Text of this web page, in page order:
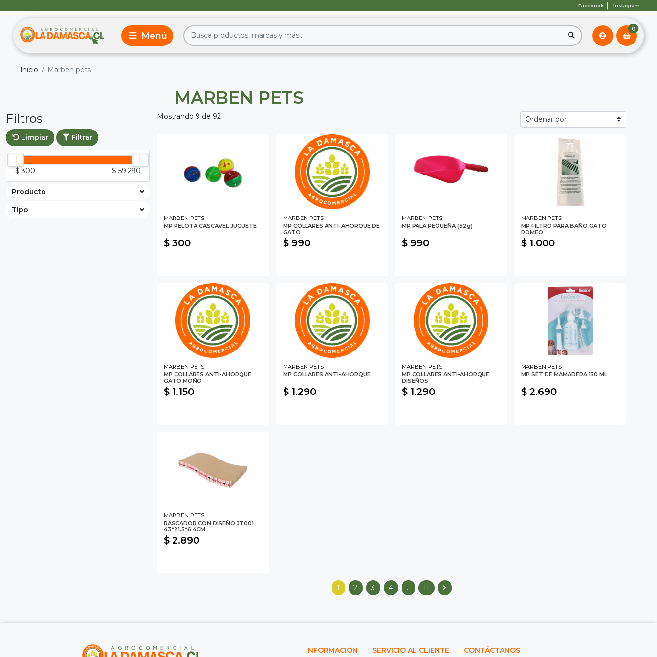
Facebook Instagram
0
Inicio Marben pets
MARBEN PETS
Filtros
Limpiar Filtrar
$ 300 $ 59.290
Producto
Tipo
Mostrando 9 de 92
MARBEN PETS
MP PELOTA CASCAVEL JUGUETE
$ 300
MARBEN PETS
MP COLLARES ANTI-AHORQUE DE
GATO
$ 990
MARBEN PETS
MP PALA PEQUEÑA (62g)
$ 990
MARBEN PETS
MP FILTRO PARA BAÑO GATO
ROMEO
$ 1.000
MARBEN PETS
MP COLLARES ANTI-AHORQUE
GATO MOÑO
$ 1.150
MARBEN PETS
MP COLLARES ANTI-AHORQUE
$ 1.290
MARBEN PETS
MP COLLARES ANTI-AHORQUE
DISEÑOS
$ 1.290
MARBEN PETS
MP SET DE MAMADERA 150 ML
$ 2.690
MARBEN PETS
RASCADOR CON DISEÑO JT001
43*21.5*6.4CM
$ 2.890
1 2 3 4 .. 11
INFORMACIÓN SERVICIO AL CLIENTE CONTÁCTANOS